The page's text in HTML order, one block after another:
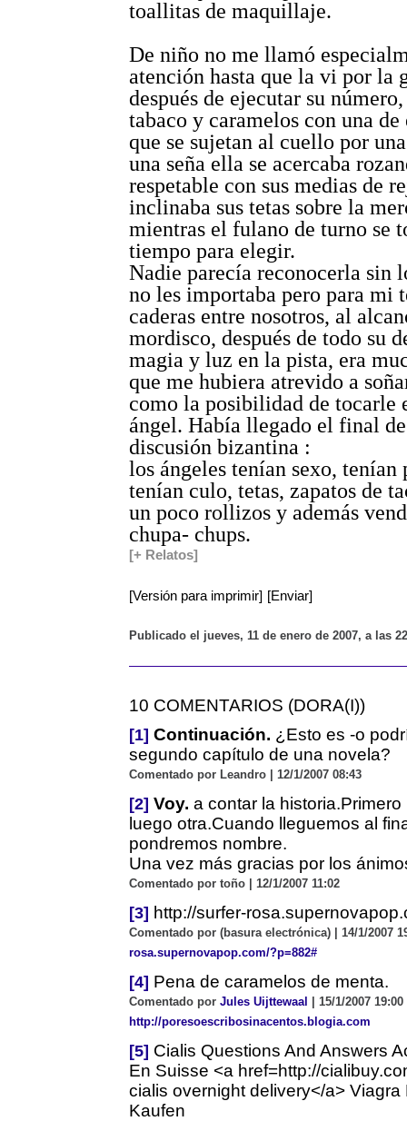
toallitas de maquillaje.
De niño no me llamó
atención hasta que la vi por la
después de ejecutar su
tabaco y caramelos con una de
que se sujetan al cuello por
una seña ella se acercaba
respetable con sus medias de
inclinaba sus tetas sobre la
mientras el fulano de turno se
tiempo para elegir.
Nadie parecía reconocerla sin
no les importaba pero para mi
caderas entre nosotros, al
mordisco, después de todo su
magia y luz en la pista, era
que me hubiera atrevido a
como la posibilidad de tocarle
ángel. Había llegado el final
discusión bizantina :
los ángeles tenían sexo, tenían
tenían culo, tetas, zapatos de
un poco rollizos y además
chupa- chups.
[+ Relatos]
[Versión para imprimir] [Enviar]
Publicado el jueves, 11 de enero de 2007, a las
10 COMENTARIOS (DORA(I))
[1] Continuación. ¿Esto es -o
segundo capítulo de una novela?
Comentado por Leandro | 12/1/2007 08:43
[2] Voy. a contar la
luego otra.Cuando lleguemos al
pondremos nombre.
Una vez más gracias por los
Comentado por toño | 12/1/2007 11:02
[3] http://surfer-
Comentado por (basura electrónica) | 14/1/2007
rosa.supernovapop.com/?p=882#
[4] Pena de caramelos de menta.
Comentado por Jules Uijttewaal
| 15/1/2007 19:00
http://poresoescribosinacentos.blogia.com
[5] Cialis Questions And Answers
En Suisse <a href=http://
cialis overnight delivery</a> Viagra
Kaufen